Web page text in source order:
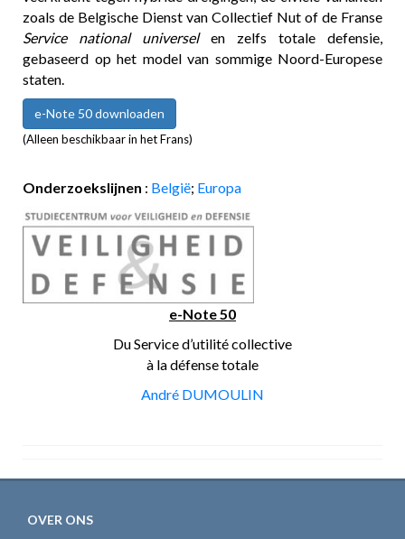
zoals de Belgische Dienst van Collectief Nut of de Franse
Service national universelen zelfs totale defensie,
gebaseerd op het model van sommige Noord-Europese
staten.
e-Note 50 downloaden
(Alleen beschikbaar in het Frans)
Onderzoekslijnen : België; Europa
e-Note 50
Du Service d’utilité collective
à la défense totale
André DUMOULIN
OVER ONS